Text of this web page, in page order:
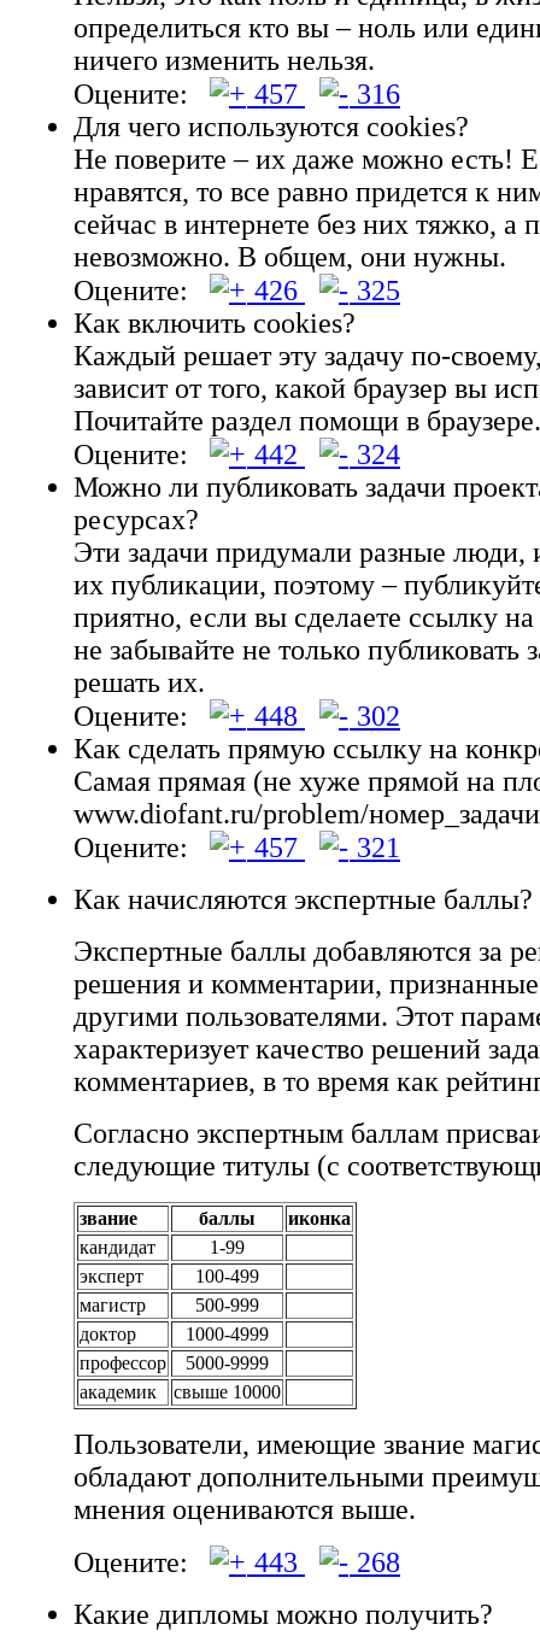
определиться кто вы – ноль или
ничего изменить нельзя.
Оцените:
457
316
Для чего используются cookies?
Не поверите – их даже можно есть!
нравятся, то все равно придется к
сейчас в интернете без них тяжко, а
невозможно. В общем, они нужны.
Оцените:
426
325
Как включить cookies?
Каждый решает эту задачу по-
зависит от того, какой браузер вы
Почитайте раздел помощи в браузере.
Оцените:
442
324
Можно ли публиковать задачи
ресурсах?
Эти задачи придумали разные люди,
их публикации, поэтому –
приятно, если вы сделаете ссылку
не забывайте не только публиковать
решать их.
Оцените:
448
302
Как сделать прямую ссылку на
Самая прямая (не хуже прямой на
www.diofant.ru/problem/номер_задачи
Оцените:
457
321
Как начисляются экспертные баллы?
Экспертные баллы добавляются за
решения и комментарии,
другими пользователями. Этот
характеризует качество решений
комментариев, в то время как
Согласно экспертным баллам
следующие титулы (с
звание баллы
иконка
кандидат
1-99
эксперт
100-499
магистр
500-999
доктор
1000-4999
профессор
5000-9999
академик
свыше 10000
Пользователи, имеющие звание
обладают дополнительными
мнения оцениваются выше.
Оцените:
443
268
Какие дипломы можно получить?